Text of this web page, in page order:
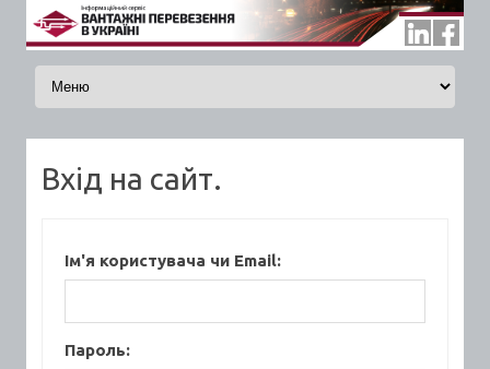
Skip to content
Вхід на сайт.
Ім'я користувача чи Email:
Пароль: